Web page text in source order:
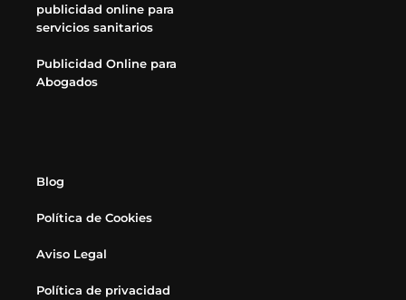
publicidad online para
servicios sanitarios
Publicidad Online para
Abogados
Blog
Política de Cookies
Aviso Legal
Política de privacidad